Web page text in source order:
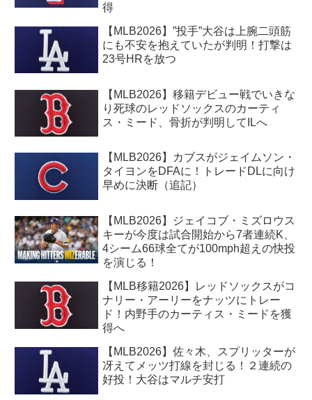
得
【MLB2026】”投手”大谷は上腕二頭筋
にも不安を抱えていたが判明！打撃は
23号HRを放つ
【MLB2026】移籍デビュー戦でいきな
り死球のレッドソックスのカーティ
ス・ミード、骨折が判明してILへ
【MLB2026】カブスがジェイムソン・
タイヨンをDFAに！トレードDLに向け
早めに決断（追記）
【MLB2026】ジェイコブ・ミズロウス
キーが今度は試合開始から7者連続K、
4シーム66球全てが100mph超えの快投
を演じる！
【MLB移籍2026】レッドソックスがコ
ナリー・アーリーをナッツにトレー
ド！内野手のカーティス・ミードを獲
得へ
【MLB2026】佐々木、スプリッターが
冴えてメッツ打線を封じる！２連続の
好投！大谷はマルチ安打